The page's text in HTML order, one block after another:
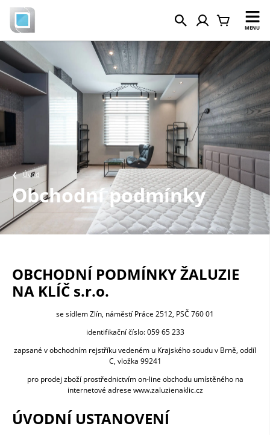
MENU
Úvod
Obchodní podmínky
OBCHODNÍ PODMÍNKYŽALUZIE
NA KLÍČ s.r.o.
se sídlem Zlín, náměstí Práce 2512, PSČ 760 01
identifikační číslo: 059 65 233
zapsané v obchodním rejstříku vedeném u Krajského soudu v Brně, oddíl
C, vložka 99241
pro prodej zboží prostřednictvím on-line obchodu umístěného na
internetové adrese www.zaluzienaklic.cz
ÚVODNÍ USTANOVENÍ